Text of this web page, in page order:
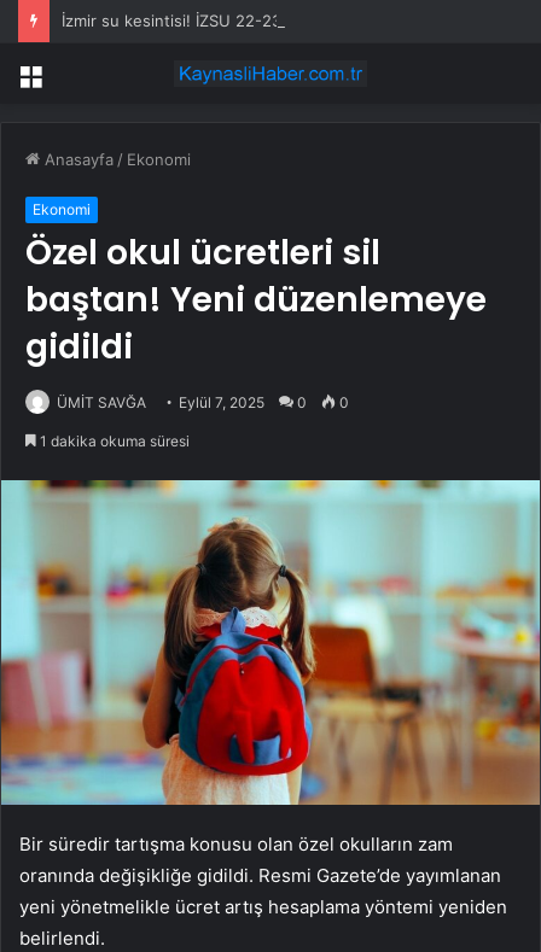
Menü
Anasayfa / Ekonomi
Ekonomi
Özel okul ücretleri sil
baştan! Yeni düzenlemeye
gidildi
ÜMİT SAVĞA Eylül 7, 2025 0 0
1 dakika okuma süresi
Bir süredir tartışma konusu olan özel okulların zam
oranında değişikliğe gidildi. Resmi Gazete’de yayımlanan
yeni yönetmelikle ücret artış hesaplama yöntemi yeniden
belirlendi.